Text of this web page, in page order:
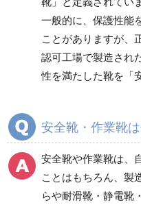
健康管理器具 季節商
商品カテゴリ一覧
一般作業安全靴・エコ
タイプ
中編上靴・長編上靴
半長靴
スニーカータイプ
一般的に、保護性能
ことがありますが、
認可工場で製造され
性を満たした靴を「
安全靴・作業靴
安全靴や作業靴は、
ことはもちろん、製
らや耐滑靴・静電靴